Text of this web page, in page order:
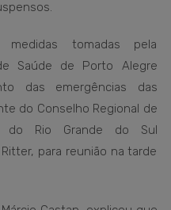
tomadas pela
Saúde de Porto Alegre
das emergências das
do Conselho Regional de
do Rio Grande do Sul
para reunião na tarde